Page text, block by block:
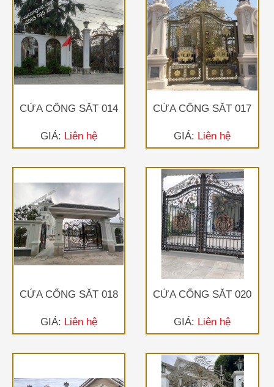
CỬA CỔNG SẮT 014
GIÁ: Liên hệ
CỬA CỔNG SẮT 017
GIÁ: Liên hệ
CỬA CỔNG SẮT 018
GIÁ: Liên hệ
CỬA CỔNG SẮT 020
GIÁ: Liên hệ